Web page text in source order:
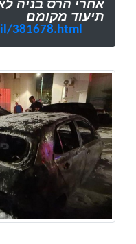
אחרי הרס בניה
תיעוד מקומם
381678.html